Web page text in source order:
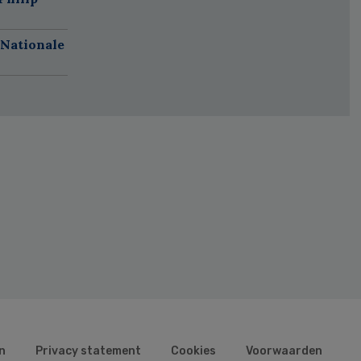
Privacy statement Cookies Voorwaarden